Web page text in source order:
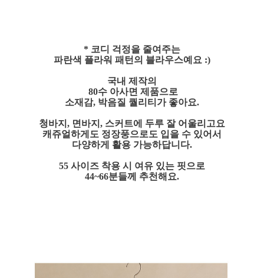
* 코디 걱정을 줄여주는
파란색 플라워 패턴의 블라우스예요 :)
국내 제작의
80수 아사면 제품으로
소재감, 박음질 퀄리티가 좋아요.
청바지, 면바지, 스커트에 두루 잘 어울리고요
캐쥬얼하게도 정장풍으로도 입을 수 있어서
다양하게 활용 가능하답니다.
55 사이즈 착용 시 여유 있는 핏으로
44~66분들께 추천해요.